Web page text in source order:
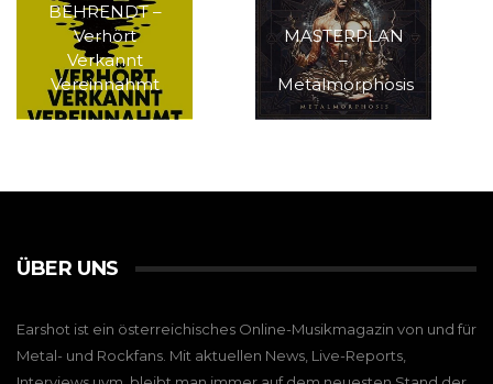
BEHRENDT –
Verhört
Verkannt
Vereinnahmt
MASTERPLAN
–
Metalmorphosis
ÜBER UNS
Earshot ist ein österreichisches Online-Musikmagazin von und für
Metal- und Rockfans. Mit aktuellen News, Live-Reports,